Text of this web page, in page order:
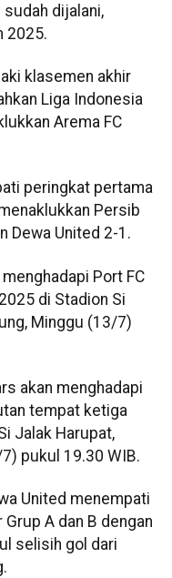
dijalani,
2025.
klasemen akhir
Liga Indonesia
Arema FC
peringkat pertama
Persib
Dewa United 2-1.
Port FC
di Stadion Si
Minggu (13/7)
akan menghadapi
tempat ketiga
Jalak Harupat,
pukul 19.30 WIB.
United menempati
A dan B dengan
selisih gol dari